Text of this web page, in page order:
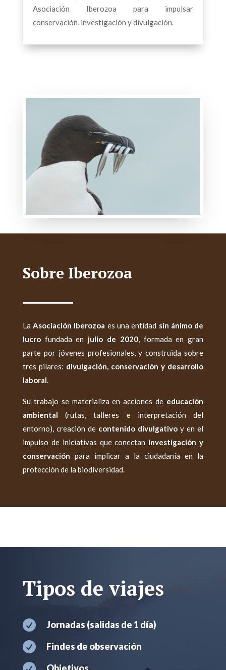
Asociación Iberozoa para impulsar
conservación, investigación y divulgación.
Sobre Iberozoa
La Asociación Iberozoa es una entidad sin ánimo de
lucrofundada en julio de 2020, formada en gran
parte por jóvenes profesionales, y construida sobre
tres pilares: divulgación, conservación y desarrollo
laboral
Su trabajo se materializa en acciones de educación
ambiental (rutas, talleres e interpretación del
entorno), creación de contenido divulgativo y en el
impulso de iniciativas que conectan investigación y
conservación para implicar a la ciudadanía en la
protección de la biodiversidad.
Tipos de viajes
 Jornadas (salidas de 1 día)
 Findes de observación
Objetivos